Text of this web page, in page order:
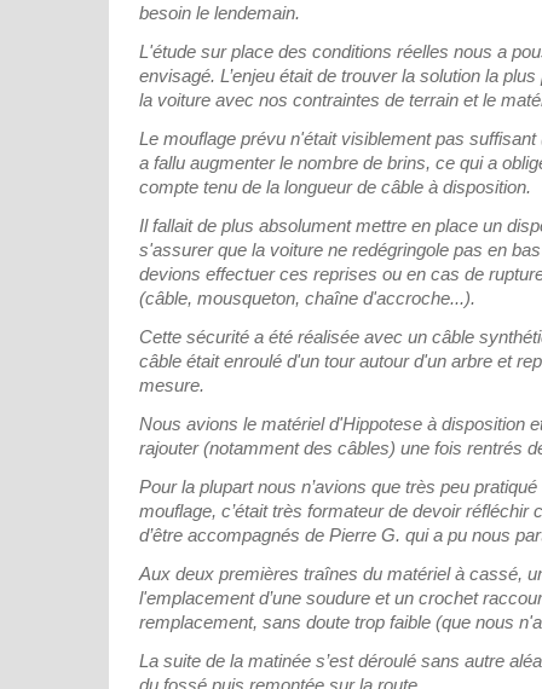
besoin le lendemain.
L'étude sur place des conditions réelles nous a
envisagé. L’enjeu était de trouver la solution la
la voiture avec nos contraintes de terrain et le
Le mouflage prévu n'était visiblement pas
a fallu augmenter le nombre de brins, ce qui a
compte tenu de la longueur de câble à disposition.
Il fallait de plus absolument mettre en place un
s'assurer que la voiture ne redégringole pas en
devions effectuer ces reprises ou en cas de
(câble, mousqueton, chaîne d'accroche...).
Cette sécurité a été réalisée avec un câble
câble était enroulé d'un tour autour d'un arbre et
mesure.
Nous avions le matériel d'Hippotese à disposition
rajouter (notamment des câbles) une fois rentrés
Pour la plupart nous n’avions que très peu
mouflage, c’était très formateur de devoir réfléchir
d’être accompagnés de Pierre G. qui a pu nous
Aux deux premières traînes du matériel à cassé,
l'emplacement d’une soudure et un crochet
remplacement, sans doute trop faible (que nous
La suite de la matinée s’est déroulé sans autre
du fossé puis remontée sur la route.